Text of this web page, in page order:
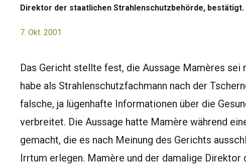
Direktor der staatlichen Strahlenschutzbehörde, bestätigt.
7. Okt. 2001
Das Gericht stellte fest, die Aussage Mamères
habe als Strahlenschutzfachmann nach der
falsche, ja lügenhafte Informationen über die
verbreitet. Die Aussage hatte Mamère während
gemacht, die es nach Meinung des Gerichts
Irrtum erlegen. Mamère und der damalige Direktor